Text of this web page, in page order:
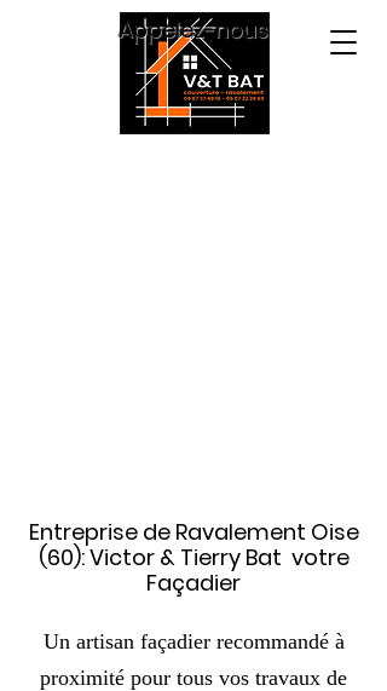
Appelez-nous
Entreprise de Ravalement Oise
(60):Victor & Tierry Bat votre
Façadier
Un artisan façadier recommandé à
proximité pour tous vos travaux de